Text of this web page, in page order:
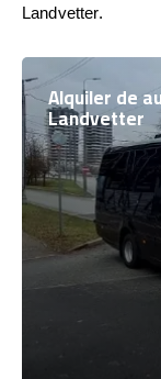
Landvetter.
Alquiler de
Landvetter